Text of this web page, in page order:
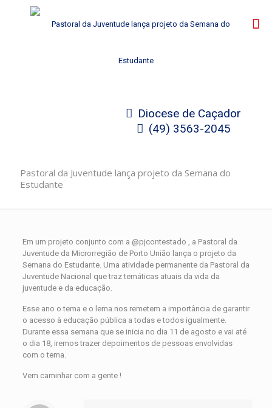
Diocese de Caçador
(49) 3563-2045
Pastoral da Juventude lança projeto da Semana do
Estudante
Em um projeto conjunto com a @pjcontestado , a Pastoral da
Juventude da Microrregião de Porto União lança o projeto da
Semana do Estudante. Uma atividade permanente da Pastoral da
Juventude Nacional que traz temáticas atuais da vida da
juventude e da educação.
Esse ano o tema e o lema nos remetem a importância de garantir
o acesso à educação pública a todas e todos igualmente.
Durante essa semana que se inicia no dia 11 de agosto e vai até
o dia 18, iremos trazer depoimentos de pessoas envolvidas
com o tema.
Vem caminhar com a gente !